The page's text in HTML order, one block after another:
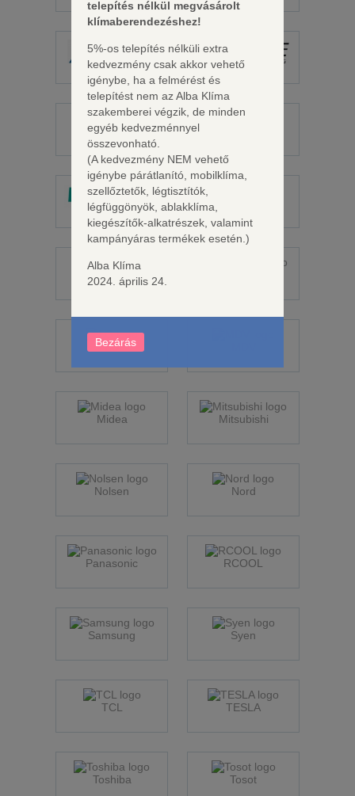
Galletti Gree
Haier
Hisense
Kaisai
LG
Midea Mitsubishi
Nolsen Nord
Panasonic RCOOL
Samsung Syen
TCL TESLA
Toshiba Tosot
telepítés nélkül megvásárolt
klímaberendezéshez!
5%-os telepítés nélküli extra
kedvezmény csak akkor vehető
igénybe, ha a felmérést és
telepítést nem az Alba Klíma
szakemberei végzik, de minden
egyéb kedvezménnyel
összevonható.
(A kedvezmény NEM vehető
igénybe párátlanító, mobilklíma,
szellőztetők, légtisztítók,
légfüggönyök, ablakklíma,
kiegészítők-alkatrészek, valamint
kampányáras termékek esetén.)
Alba Klíma
2024. április 24.
Bezárás